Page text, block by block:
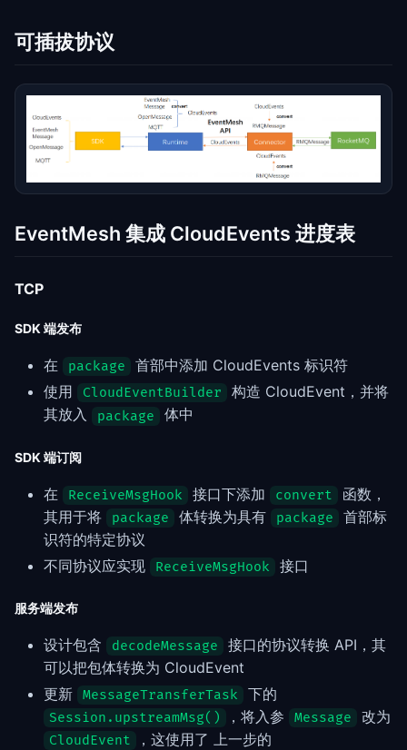
可插拔协议
EventMesh 集成 CloudEvents 进度表
TCP
SDK 端发布
在 package
首部中添加 CloudEvents 标识符
使用
CloudEventBuilder
构造 CloudEvent，并将
其放入
package 体中
SDK 端订阅
在 ReceiveMsgHook 接口下添加 convert
函数，
其用于将
package 体转换为具有 package
首部标
识符的特定协议
不同协议应实现
ReceiveMsgHook 接口
服务端发布
设计包含 decodeMessage
接口的协议转换 API，其
可以把包体转换为 CloudEvent
更新
MessageTransferTask 下的
Session.upstreamMsg() ，将入参 Message 改为
CloudEvent ，这使用了 上一步的